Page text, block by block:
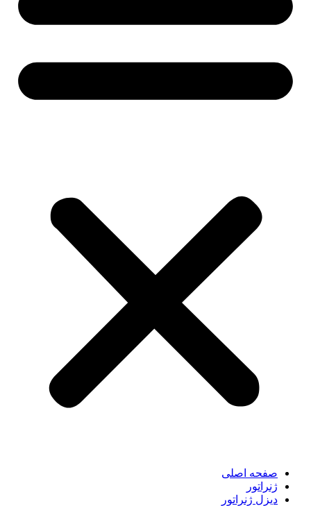
صفحه اصلی
ژنراتور
دیزل ژنراتور